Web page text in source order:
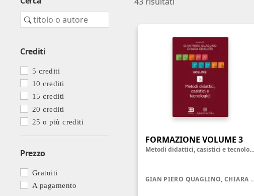
Farmacia ospedaliera
Farmacia territoriale
Crediti
5 crediti
10 crediti
15 crediti
20 crediti
25 o più crediti
Prezzo
Gratuiti
A pagamento
FORMAZIONE VOLUME 3
Metodi didattici, casistici e tecnologici
GIAN PIERO